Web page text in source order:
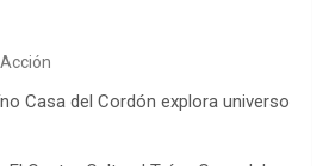
Casa del Cordón explora universo